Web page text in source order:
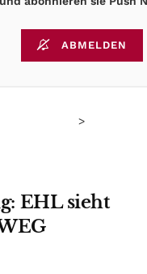
ABMELDEN
>
EHL sieht